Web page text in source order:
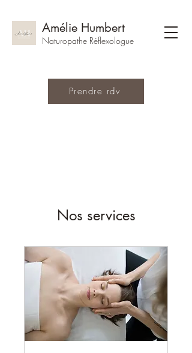
Amélie Humbert
Naturopathe Réflexologue
Prendre rdv
Nos services